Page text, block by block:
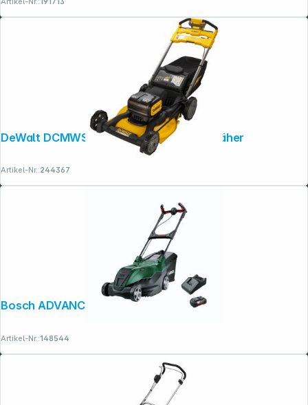
DeWalt DCMWSP156N-XJ Akku-Rasenmäher
Artikel-Nr.:244367
Bosch ADVANCEDROTAK 36V-44-750
Artikel-Nr.:148544
Folgen Sie uns auf